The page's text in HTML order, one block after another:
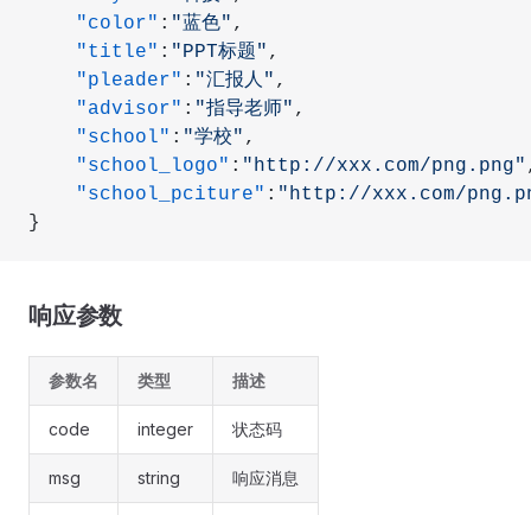
    "color"
: "蓝色" ,
    "title"
: "PPT标题" ,
    "pleader"
: "汇报人" ,
    "advisor"
: "指导老师" ,
    "school"
: "学校" ,
    "school_logo"
: "http://xxx.com/png.png"
    "school_pciture"
: "http://xxx.com/
}
响应参数
参数名 类型 描述
code integer 状态码
msg string 响应消息